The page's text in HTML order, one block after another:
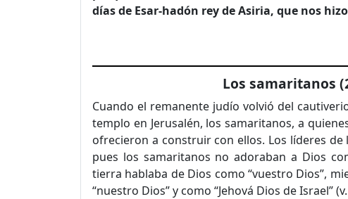
días de Esar-hadón rey de Asiria, que nos
Los samaritanos
Cuando el remanente judío volvió del
templo en Jerusalén, los samaritanos, a
ofrecieron a construir con ellos. Los líderes
pues los samaritanos no adoraban a Dios
tierra hablaba de Dios como “vuestro Dios”,
“nuestro Dios” y como “Jehová Dios de Israel”